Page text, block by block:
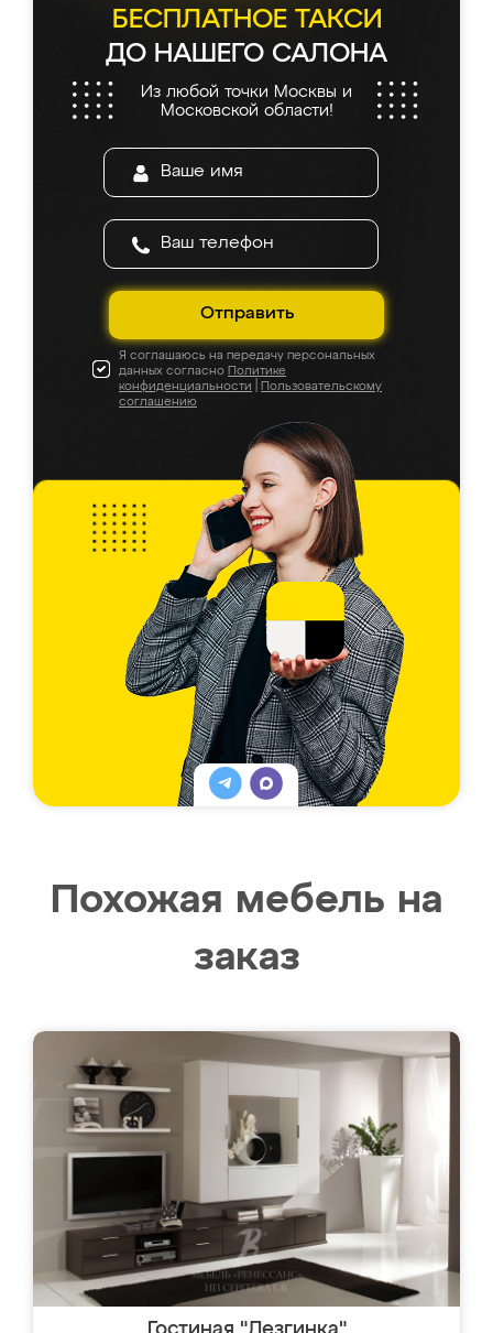
БЕСПЛАТНОЕ ТАКСИ
ДО НАШЕГО САЛОНА
Из любой точки Москвы и
Московской области!
Отправить
Я соглашаюсь на передачу персональных
данных согласно Политике
конфиденциальности
Пользовательскому
соглашению
Похожая мебель на
заказ